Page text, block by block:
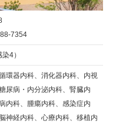
7354
4）
環器内科、消化器内科、内視
尿病・内分泌内科、腎臓内
内科、腫瘍内科、感染症内
神経内科、心療内科、移植内